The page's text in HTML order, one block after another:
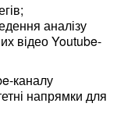
аналізу
відео Youtube-
каналу
напрямки для